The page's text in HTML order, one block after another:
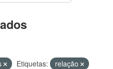
Etiquetas:
relação